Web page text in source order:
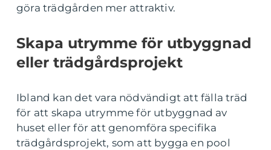
göra trädgården mer attraktiv.
Skapa utrymme för utbyggnad
eller trädgårdsprojekt
Ibland kan det vara nödvändigt att fälla träd
för att skapa utrymme för utbyggnad av
huset eller för att genomföra specifika
trädgårdsprojekt, som att bygga en pool